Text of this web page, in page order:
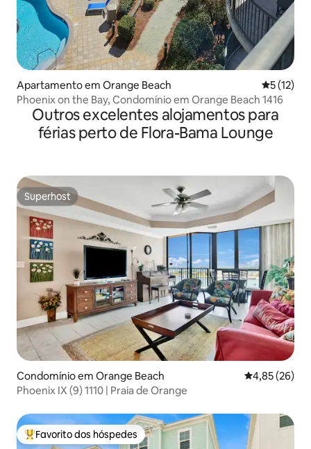
Apartamento em Orange Beach
5 (12)
Phoenix on the Bay, Condomínio em Orange Beach 1416
Outros excelentes alojamentos para
férias perto de Flora-Bama Lounge
Superhost
Superhost
Condomínio em Orange Beach Classificação
4,85 (26)
Phoenix IX (9) 1110 | Praia de Orange
Favoritos dos hóspedes mais apreciados
Favorito dos hóspedes